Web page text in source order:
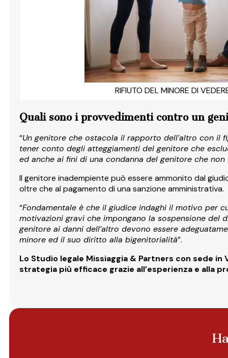
RIFIUTO DEL MINORE DI
Quali sono i provvedimenti contro un
“Un genitore che ostacola il rapporto dell’altro con il
tener conto degli atteggiamenti del genitore che
ed anche ai fini di una condanna del genitore che
Il genitore inadempiente può essere ammonito dal
oltre che al pagamento di una sanzione amministrativa.
“Fondamentale è che il giudice indaghi il motivo per
motivazioni gravi che impongano la sospensione
genitore ai danni dell’altro devono essere
minore ed il suo diritto alla bigenitorialità”.
Lo Studio legale Missiaggia & Partners con sede
strategia più efficace grazie all’esperienza e alla